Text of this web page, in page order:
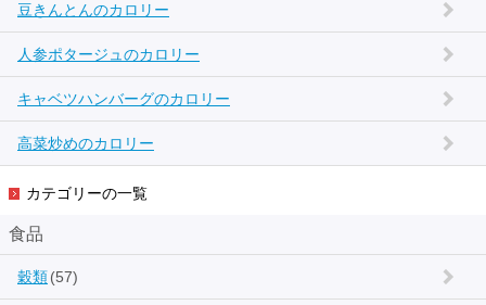
豆きんとんのカロリー
人参ポタージュのカロリー
キャベツハンバーグのカロリー
高菜炒めのカロリー
カテゴリーの一覧
食品
穀類(57)